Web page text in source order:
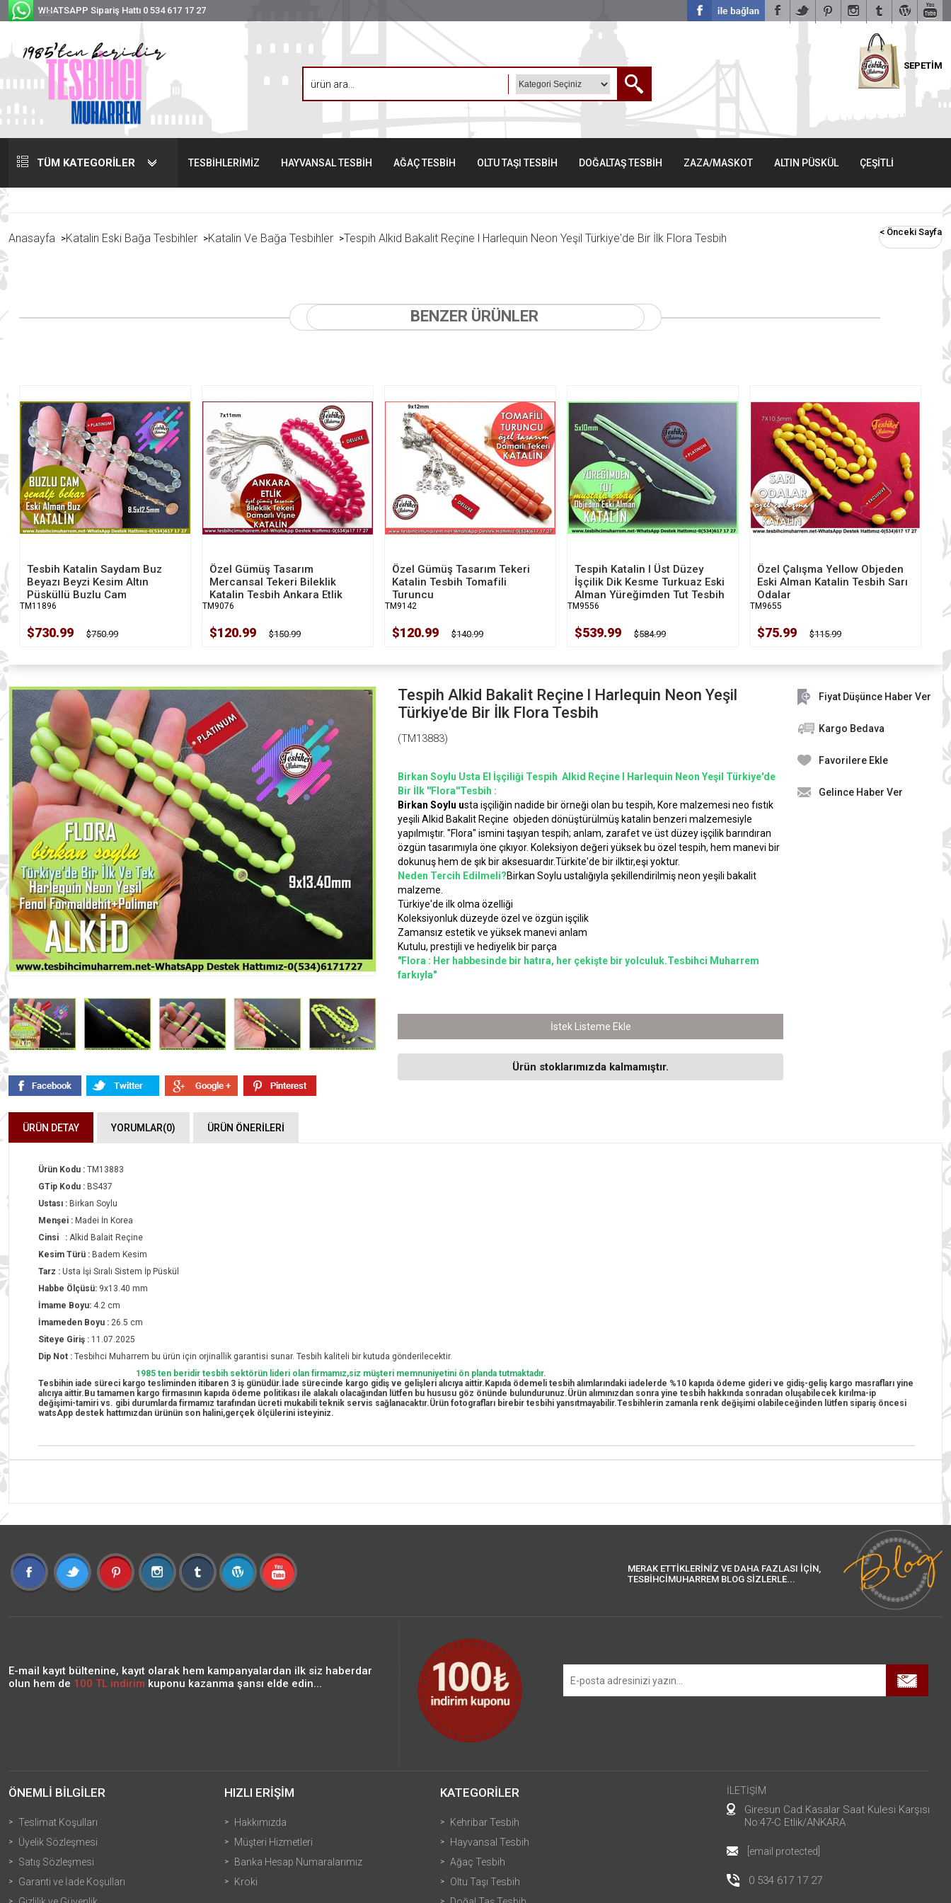
WHATSAPP Sipariş Hattı 0 534 617 17 27
USD
SEPETİM
TÜM KATEGORİLER TESBİHLERİMİZ HAYVANSAL TESBİH AĞAÇ TESBİH OLTU TAŞI TESBİH DOĞALTAŞ TESBİH ZAZA/MASKOT ALTIN PÜSKÜL ÇEŞİTLİ
Anasayfa >Katalin Eski Bağa Tesbihler >Katalin Ve Bağa Tesbihler >Tespih Alkid Bakalit Reçine l Harlequin Neon Yeşil Türkiye'de Bir İlk Flora Tesbih < Önceki Sayfa
BENZER ÜRÜNLER
Tesbih Katalin Saydam Buz
Beyazı Beyzi Kesim Altın
Püsküllü Buzlu Cam
TM11896
$730.99 $750.99
Özel Gümüş Tasarım
Mercansal Tekeri Bileklik
Katalin Tesbih Ankara Etlik
TM9076
$120.99 $150.99
Özel Gümüş Tasarım Tekeri
Katalin Tesbih Tomafili
Turuncu
TM9142
$120.99 $140.99
Tespih Katalin I Üst Düzey
İşçilik Dik Kesme Turkuaz Eski
Alman Yüreğimden Tut Tesbih
TM9556
$539.99 $584.99
Özel Çalışma Yellow Objeden
Eski Alman Katalin Tesbih Sarı
Odalar
TM9655
$75.99 $115.99
Tespih Alkid Bakalit Reçine l Harlequin Neon Yeşil
Türkiye'de Bir İlk Flora Tesbih
(TM13883)
Birkan Soylu Usta El İşçiliği Tespih Alkid Reçine l Harlequin Neon Yeşil Türkiye'de
Bir İlk ''Flora''Tesbih :
Birkan Soylu usta işçiliğin nadide bir örneği olan bu tespih, Kore malzemesi neo fıstık
yeşili Alkid Bakalit Reçine objeden dönüştürülmüş katalin benzeri malzemesiyle
yapılmıştır. "Flora" ismini taşıyan tespih; anlam, zarafet ve üst düzey işçilik barındıran
özgün tasarımıyla öne çıkıyor. Koleksiyon değeri yüksek bu özel tespih, hem manevi bir
dokunuş hem de şık bir aksesuardır.Türkite'de bir ilktir,eşi yoktur.
Neden Tercih Edilmeli?Birkan Soylu ustalığıyla şekillendirilmiş neon yeşili bakalit
malzeme.
Türkiye'de ilk olma özelliği
Koleksiyonluk düzeyde özel ve özgün işçilik
Zamansız estetik ve yüksek manevi anlam
Kutulu, prestijli ve hediyelik bir parça
"Flora : Her habbesinde bir hatıra, her çekişte bir yolculuk.Tesbihci Muharrem
farkıyla"
İstek Listeme Ekle
Ürün stoklarımızda kalmamıştır.
Fiyat Düşünce Haber Ver
Kargo Bedava
Favorilere Ekle
Gelince Haber Ver
ÜRÜN DETAY YORUMLAR(0) ÜRÜN ÖNERILERI
Ürün Kodu : TM13883
GTip Kodu : BS437
Ustası : Birkan Soylu
Menşei : Madei İn Korea
Cinsi : Alkid Balait Reçine
Kesim Türü : Badem Kesim
Tarz : Usta İşi Sıralı Sistem İp Püskül
Habbe Ölçüsü: 9x13.40 mm
İmame Boyu: 4.2 cm
İmameden Boyu : 26.5 cm
Siteye Giriş : 11.07.2025
Dip Not : Tesbihci Muharrem bu ürün için orjinallik garantisi sunar. Tesbih kaliteli bir kutuda gönderilecektir.
1985 ten beridir tesbih sektörün lideri olan firmamız,siz müşteri memnuniyetini ön planda tutmaktadır.
Tesbihin iade süreci kargo tesliminden itibaren 3 iş günüdür.İade sürecinde kargo gidiş ve gelişleri alıcıya aittir.Kapıda ödemeli tesbih alımlarındaki iadelerde %10 kapıda ödeme gideri ve gidiş-geliş kargo masrafları yine
alıcıya aittir.Bu tamamen kargo firmasının kapıda ödeme politikası ile alakalı olacağından lütfen bu hususu göz önünde bulundurunuz.Ürün alımınızdan sonra yine tesbih hakkında sonradan oluşabilecek kırılma-ip
değişimi-tamiri vs. gibi durumlarda firmamız tarafından ücreti mukabili teknik servis sağlanacaktır.Ürün fotografları birebir tesbihi yansıtmayabilir.Tesbihlerin zamanla renk değişimi olabileceğinden lütfen sipariş öncesi
watsApp destek hattımızdan ürünün son halini,gerçek ölçülerini isteyiniz.
MERAK ETTİKLERİNİZ VE DAHA FAZLASI İÇİN,
TESBİHCİMUHARREM BLOG SİZLERLE...
E-mail kayıt bültenine, kayıt olarak hem kampanyalardan ilk siz haberdar
olun hem de 100 TL indirim kuponu kazanma şansı elde edin...
ÖNEMLİ BİLGİLER
Teslimat Koşulları
Üyelik Sözleşmesi
Satış Sözleşmesi
Garanti ve İade Koşulları
HIZLI ERİŞİM
Hakkımızda
Müşteri Hizmetleri
Banka Hesap Numaralarımız
Kroki
KATEGORİLER
Kehribar Tesbih
Hayvansal Tesbih
Ağaç Tesbih
Oltu Taşı Tesbih
İLETİŞİM
Giresun Cad.Kasalar Saat Kulesi Karşısı
No:47-C Etlik/ANKARA
[email protected]
0 534 617 17 27